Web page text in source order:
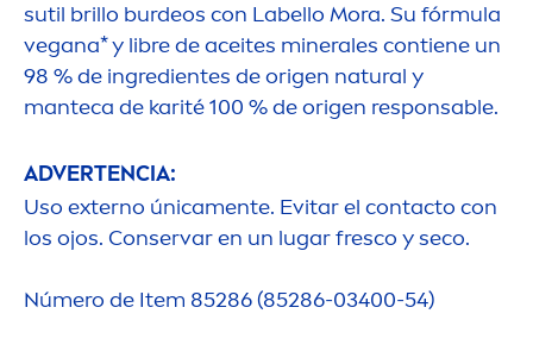
sutil brillo burdeos con Labello Mora. Su fórmula
vegana* y libre de aceites minerales contiene un
98 % de ingredientes de origen natural y
manteca de karité 100 % de origen responsable.
ADVERTENCIA:
Uso externo únicamente. Evitar el contacto con
los ojos. Conservar en un lugar fresco y seco.
Número de Item 85286 (85286-03400-54)